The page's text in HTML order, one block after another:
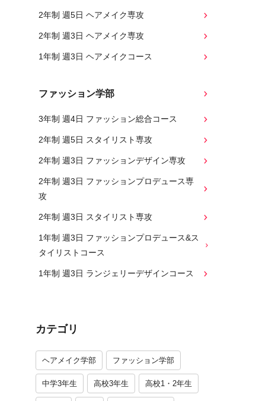
2年制 週5日 ヘアメイク専攻
2年制 週3日 ヘアメイク専攻
1年制 週3日 ヘアメイクコース
ファッション学部
3年制 週4日 ファッション総合コース
2年制 週5日 スタイリスト専攻
2年制 週3日 ファッションデザイン専攻
2年制 週3日 ファッションプロデュース専
攻
2年制 週3日 スタイリスト専攻
1年制 週3日 ファッションプロデュース&ス
タイリストコース
1年制 週3日 ランジェリーデザインコース
カテゴリ
ヘアメイク学部 ファッション学部
中学3年生 高校3年生 高校1・2年生